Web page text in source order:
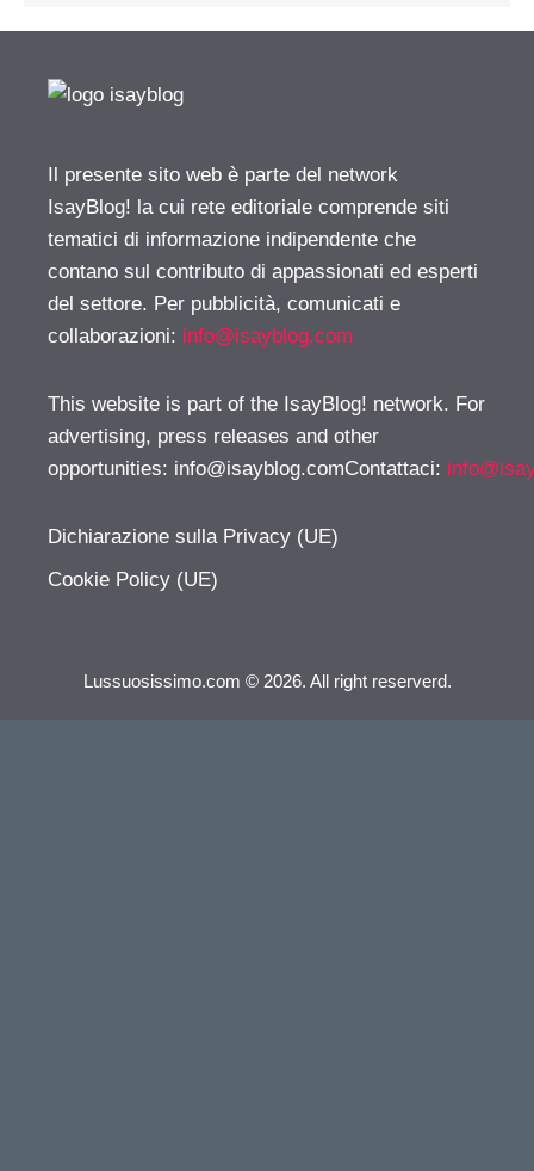
Il presente sito web è parte del network
IsayBlog! la cui rete editoriale comprende siti
tematici di informazione indipendente che
contano sul contributo di appassionati ed esperti
del settore. Per pubblicità, comunicati e
collaborazioni: info@isayblog.com
This website is part of the IsayBlog! network. For
advertising, press releases and other
opportunities: info@isayblog.comContattaci:
Dichiarazione sulla Privacy (UE)
Cookie Policy (UE)
Lussuosissimo.com © 2026. All right reserverd.